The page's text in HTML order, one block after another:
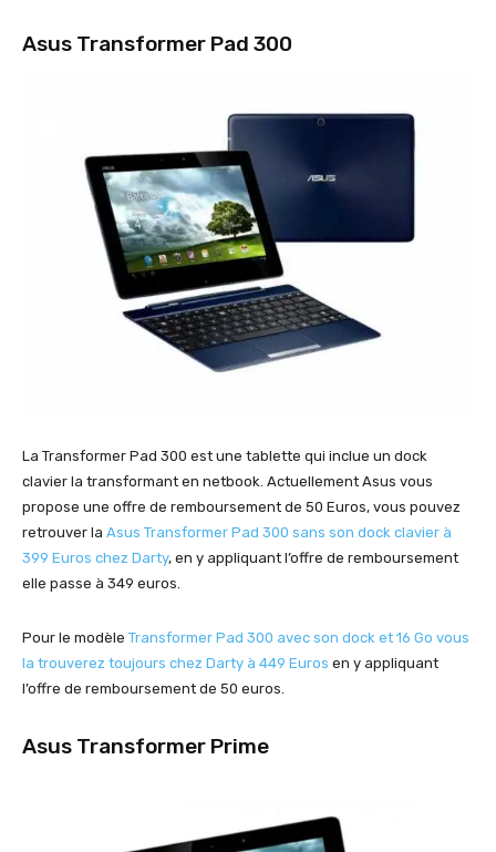
Asus Transformer Pad 300
La Transformer Pad 300 est une tablette qui inclue un dock
clavier la transformant en netbook. Actuellement Asus vous
propose une offre de remboursement de 50 Euros, vous pouvez
retrouver la Asus Transformer Pad 300 sans son dock clavier à
399 Euros chez Darty, en y appliquant l’offre de remboursement
elle passe à 349 euros.
Pour le modèle Transformer Pad 300 avec son dock et 16 Go vous
la trouverez toujours chez Darty à 449 Euros en y appliquant
l’offre de remboursement de 50 euros.
Asus Transformer Prime